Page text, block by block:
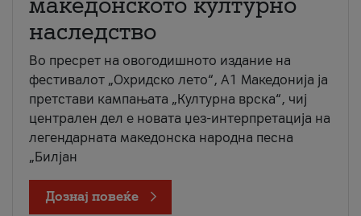
наследство
Во пресрет на овогодишното издание на
фестивалот „Охридско лето“, А1 Македонија ја
претстави кампањата „Културна врска“, чиј
централен дел е новата џез-интерпретација на
легендарната македонска народна песна
„Билјан
Дознај повеќе